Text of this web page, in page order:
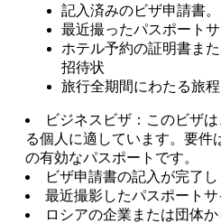
記入済みのビザ申請書。
最近撮ったパスポートサ
ホテル予約の証明書ま
招待状
旅行全期間にわたる旅程
ビジネスビザ：このビザ
る個人に適しています。要件
の有効なパスポートです。
ビザ申請書の記入が完了し
最近撮影したパスポートサ
ロシアの企業または団体か